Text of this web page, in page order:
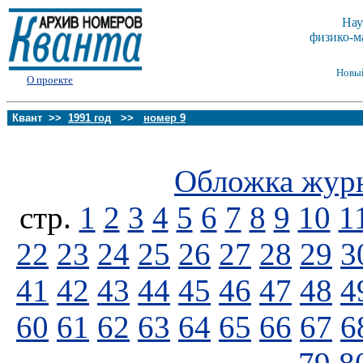
О проекте
физико-
Квант >> 1991 год >> номер 9
Обложка
стp. 1 2 3 4 5 6 7 8 9 10
22 23 24 25 26 27 28 29
41 42 43 44 45 46 47 48
60 61 62 63 64 65 66 67